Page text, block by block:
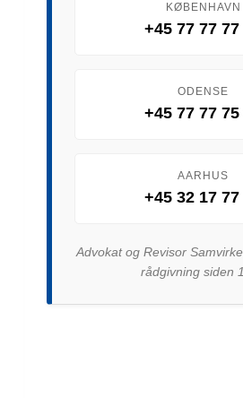
KØBENHAVN
+45 77 77 77
ODENSE
+45 77 77 75
AARHUS
+45 32 17 77
Advokat og Revisor
rådgivning siden